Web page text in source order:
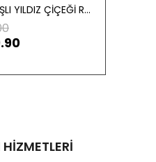
GÜMÜŞ BEYAZ TAŞLI YILDIZ ÇİÇEĞİ ROSE BİLEKLİK